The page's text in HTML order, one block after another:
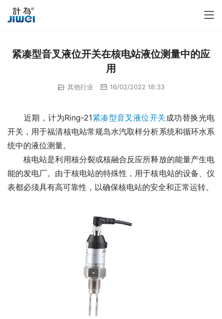
紧凑型音叉液位开关在核电站液位测量中的应
用
其他行业 16/02/2022 18:33
近期，计为Ring-21紧凑型音叉液位开关成功替换光电
开关，用于福清核电站常规岛水汽取样分析系统和循环水系
统中的液位测量。
核电站是利用核分裂或核融合反应所释放的能量产生电
能的发电厂。由于核电站的特殊性，用于核电站的设备、仪
表都必须具有高可靠性，以确保核电站的安全和正常运转。